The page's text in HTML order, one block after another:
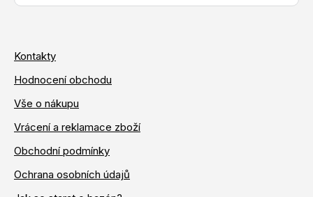
Kontakty
Hodnocení obchodu
Vše o nákupu
Vrácení a reklamace zboží
Obchodní podmínky
Ochrana osobních údajů